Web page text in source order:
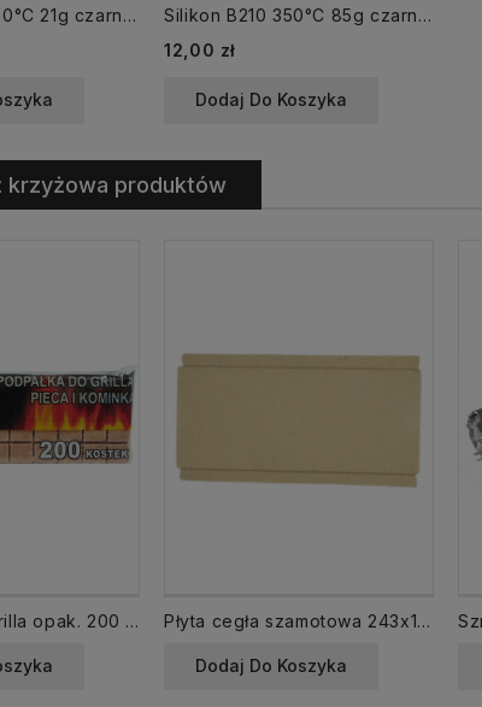
Silikon B205 350°C 21g czarny wysokotemperaturowy K2
Silikon B210 350°C 85g czarny wysokotemperaturowy K2
Cena
12,00 zł
Dodaj Do Koszyka
krzyżowa produktów
Podpałka do grilla opak. 200 kostek Rozpałka eko Płyta cegła szamotowa 243x134 mm 117219 KAMINO
Dodaj Do Koszyka